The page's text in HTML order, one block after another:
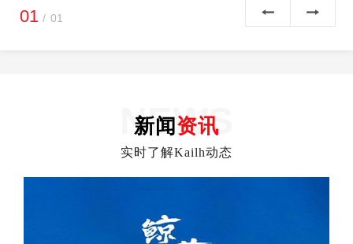
命达8000万
感极佳，多
种操作力和
01 / 01
新闻 资讯
NEWS
实时了解Kailh动态